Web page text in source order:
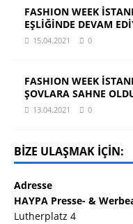
FASHION WEEK
EŞLİĞİNDE DEVAM
15.04.2021 0
FASHION WEEK
ŞOVLARA SAHNE
13.04.2021 0
BIZE ULAŞMAK IÇIN:
Adresse
HAYPA Presse- &
Lutherplatz 4